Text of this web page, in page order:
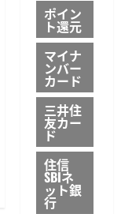
ポイン
ト還元
マイナ
ンバー
カード
三井住
友カー
ド
住信
SBIネ
ット銀
行